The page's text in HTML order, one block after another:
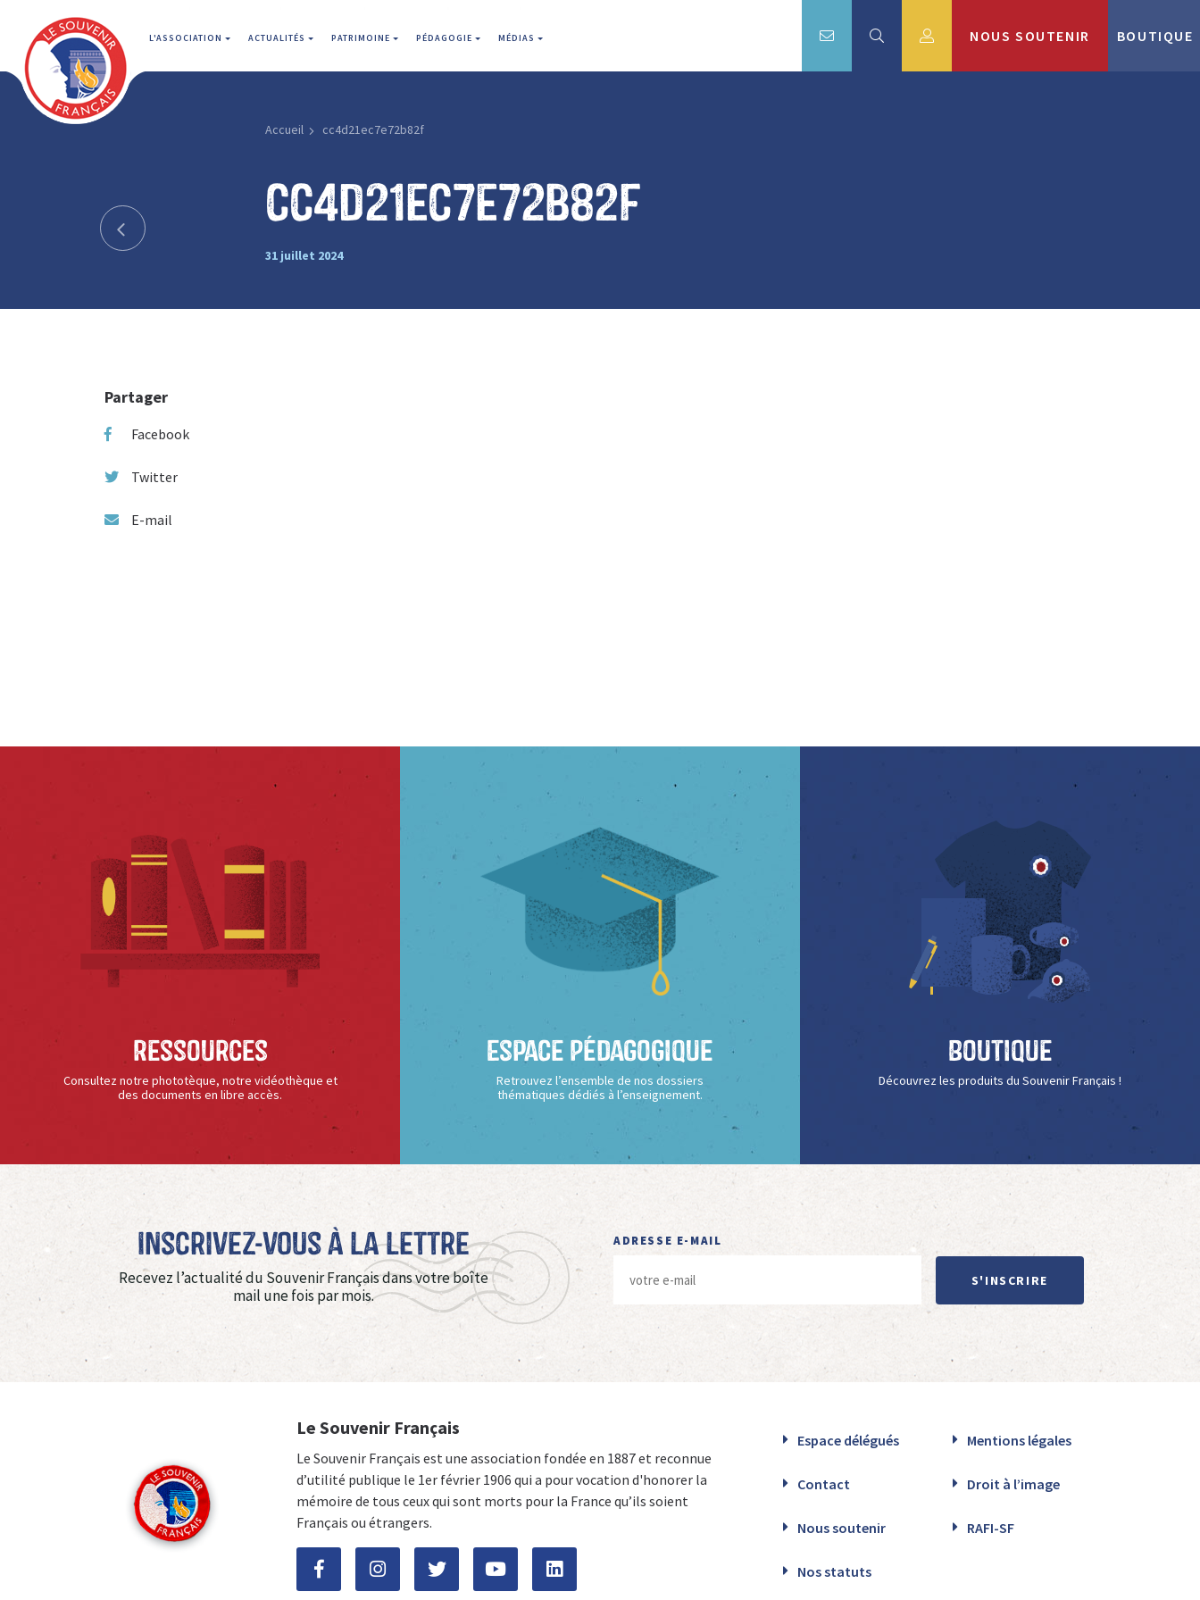
L'ASSOCIATION ACTUALITÉS PATRIMOINE PÉDAGOGIE MÉDIAS NOUS SOUTENIR BOUTIQUE
Accueil cc4d21ec7e72b82f
cc4d21ec7e72b82f
31 juillet 2024
Partager
Facebook
Twitter
E-mail
Ressources
Consultez notre phototèque, notre vidéothèque et
des documents en libre accès.
Espace Pédagogique
Retrouvez l’ensemble de nos dossiers
thématiques dédiés à l’enseignement.
Boutique
Découvrez les produits du Souvenir Français !
Inscrivez-vous à La Lettre
Recevez l’actualité du Souvenir Français dans votre boîte
mail une fois par mois.
ADRESSE E-MAIL
S'INSCRIRE
Le Souvenir Français
Le Souvenir Français est une association fondée en 1887 et reconnue
d’utilité publique le 1er février 1906 qui a pour vocation d'honorer la
mémoire de tous ceux qui sont morts pour la France qu’ils soient
Français ou étrangers.
Espace délégués Mentions légales
Contact Droit à l’image
Nous soutenir RAFI-SF
Nos statuts